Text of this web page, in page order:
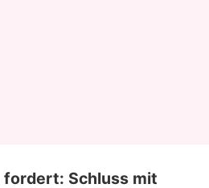
fordert: Schluss mit